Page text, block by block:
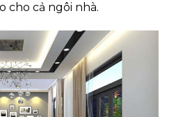
cho cả ngôi nhà.